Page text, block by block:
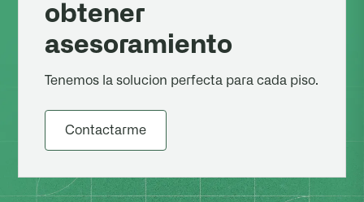
obtener
asesoramiento
Tenemos la solucion perfecta para cada piso.
Contactarme